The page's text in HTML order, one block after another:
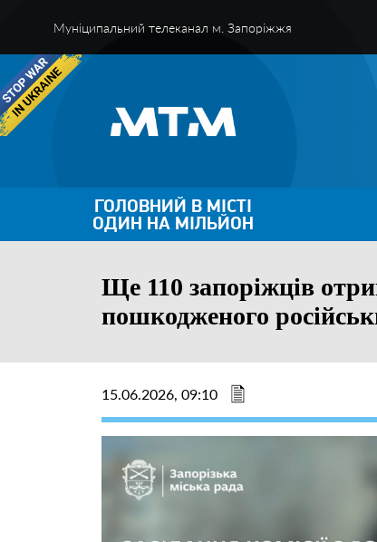
Муніципальний телеканал м. Запоріжжя
ГОЛОВНИЙ В МІСТІ
ОДИН НА МІЛЬЙОН
Ще 110 запоріжців
пошкодженого
15.06.2026, 09:10